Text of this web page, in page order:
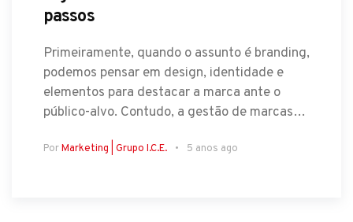
passos
Primeiramente, quando o assunto é branding,
podemos pensar em design, identidade e
elementos para destacar a marca ante o
público-alvo. Contudo, a gestão de marcas…
PorMarketing | Grupo I.C.E. 5 anos ago